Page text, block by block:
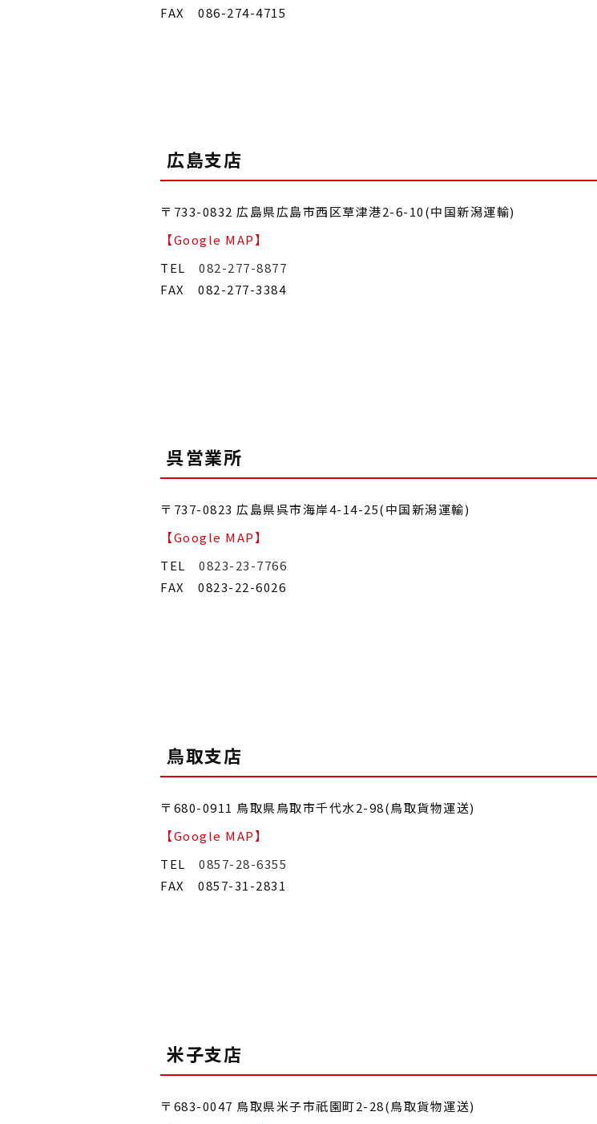
FAX 086-274-4715
広島支店
〒733-0832 広島県広島市西区草津港2-6-10(中国新潟運輸)
【Google MAP】
TEL 082-277-8877
FAX 082-277-3384
呉営業所
〒737-0823 広島県呉市海岸4-14-25(中国新潟運輸)
【Google MAP】
TEL 0823-23-7766
FAX 0823-22-6026
鳥取支店
〒680-0911 鳥取県鳥取市千代水2-98(鳥取貨物運送)
【Google MAP】
TEL 0857-28-6355
FAX 0857-31-2831
米子支店
〒683-0047 鳥取県米子市祇園町2-28(鳥取貨物運送)